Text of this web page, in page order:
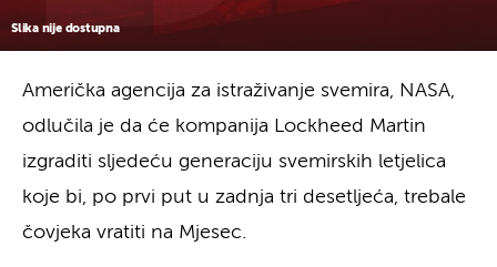
Slika nije dostupna
Američka agencija za istraživanje svemira, NASA,
odlučila je da će kompanija Lockheed Martin
izgraditi sljedeću generaciju svemirskih letjelica
koje bi, po prvi put u zadnja tri desetljeća, trebale
čovjeka vratiti na Mjesec.